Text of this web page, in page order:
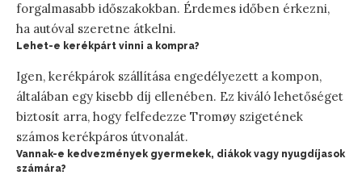
forgalmasabb időszakokban. Érdemes időben érkezni,
ha autóval szeretne átkelni.
Lehet-e kerékpárt vinni a kompra?
Igen, kerékpárok szállítása engedélyezett a kompon,
általában egy kisebb díj ellenében. Ez kiváló lehetőséget
biztosít arra, hogy felfedezze Tromøy szigetének
számos kerékpáros útvonalát.
Vannak-e kedvezmények gyermekek, diákok vagy nyugdíjasok
számára?